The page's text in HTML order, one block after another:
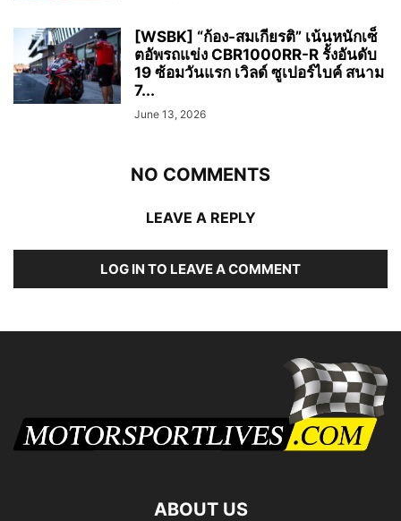
[WSBK] “ก้อง-สมเกียรติ” เน้นหนักเซ็
ตอัพรถแข่ง CBR1000RR-R รั้งอันดับ
19 ซ้อมวันแรก เวิลด์ ซูเปอร์ไบค์ สนาม
7...
June 13, 2026
NO COMMENTS
LEAVE A REPLY
LOG IN TO LEAVE A COMMENT
ABOUT US